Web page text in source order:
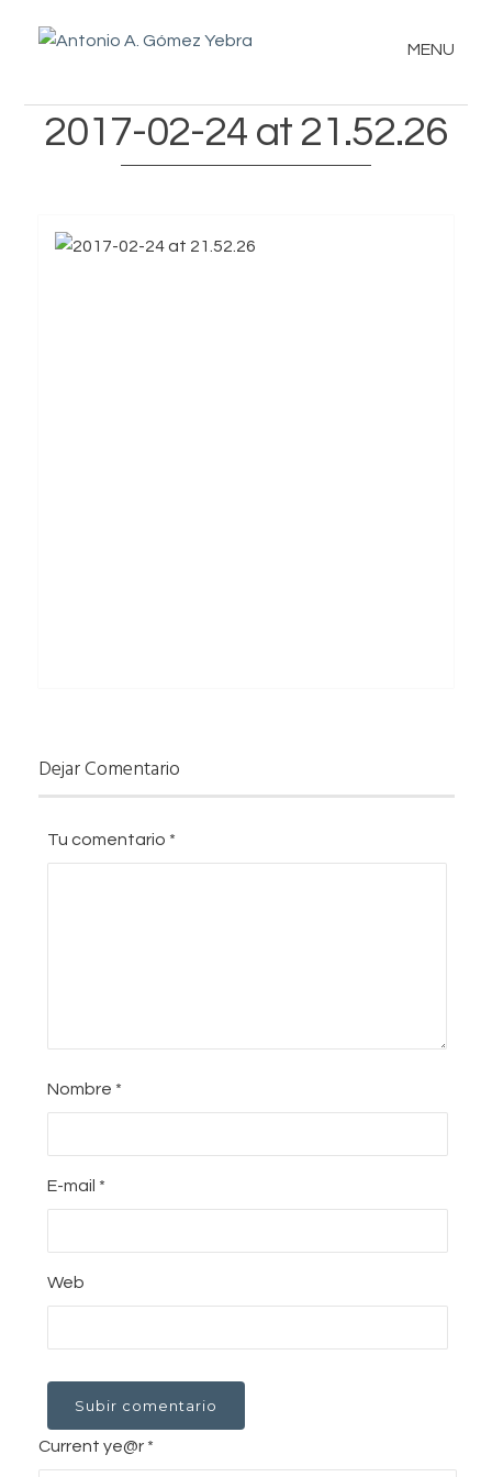
MENU
2017-02-24 at 21.52.26
Dejar Comentario
Tu comentario *
Nombre *
E-mail *
Web
Current ye@r *